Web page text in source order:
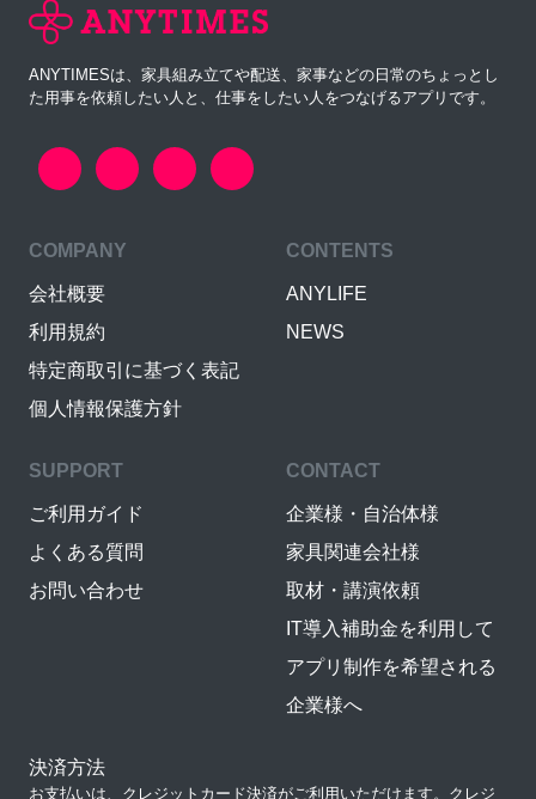
ANYTIMESは、家具組み立てや配送、家事などの日常のちょっとし
た用事を依頼したい人と、仕事をしたい人をつなげるアプリです。
COMPANY
会社概要
利用規約
特定商取引に基づく表記
個人情報保護方針
CONTENTS
ANYLIFE
NEWS
SUPPORT
ご利用ガイド
よくある質問
お問い合わせ
CONTACT
企業様・自治体様
家具関連会社様
取材・講演依頼
IT導入補助金を利用して
アプリ制作を希望される
企業様へ
決済方法
お支払いは、クレジットカード決済がご利用いただけます。クレジ